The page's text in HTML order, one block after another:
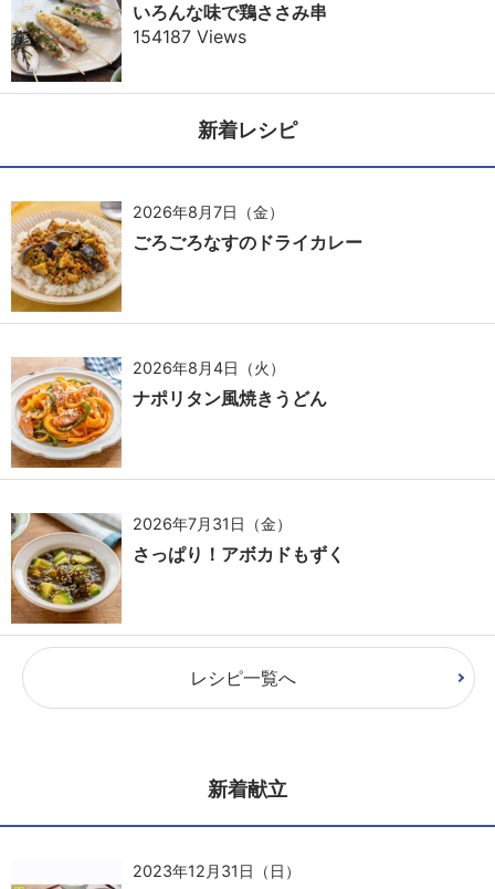
いろんな味で鶏ささみ串
154187 Views
新着レシピ
2026年8月7日（金）
ごろごろなすのドライカレー
2026年8月4日（火）
ナポリタン風焼きうどん
2026年7月31日（金）
さっぱり！アボカドもずく
レシピ一覧へ
新着献立
2023年12月31日（日）